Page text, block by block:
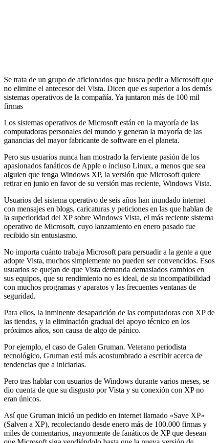
Se trata de un grupo de aficionados que busca pedir a Microsoft que
no elimine el antecesor del Vista. Dicen que es superior a los demás
sistemas operativos de la compañía. Ya juntaron más de 100 mil
firmas
Los sistemas operativos de Microsoft están en la mayoría de las
computadoras personales del mundo y generan la mayoría de las
ganancias del mayor fabricante de software en el planeta.
Pero sus usuarios nunca han mostrado la ferviente pasión de los
apasionados fanáticos de Apple o incluso Linux, a menos que sea
alguien que tenga Windows XP, la versión que Microsoft quiere
retirar en junio en favor de su versión mas reciente, Windows Vista.
Usuarios del sistema operativo de seis años han inundado internet
con mensajes en blogs, caricaturas y peticiones en las que hablan de
la superioridad del XP sobre Windows Vista, el más reciente sistema
operativo de Microsoft, cuyo lanzamiento en enero pasado fue
recibido sin entusiasmo.
No importa cuánto trabaja Microsoft para persuadir a la gente a que
adopte Vista, muchos simplemente no pueden ser convencidos. Esos
usuarios se quejan de que Vista demanda demasiados cambios en
sus equipos, que su rendimiento no es ideal, de su incompatibilidad
con muchos programas y aparatos y las frecuentes ventanas de
seguridad.
Para ellos, la inminente desaparición de las computadoras con XP de
las tiendas, y la eliminación gradual del apoyo técnico en los
próximos años, son causa de algo de pánico.
Por ejemplo, el caso de Galen Gruman. Veterano periodista
tecnológico, Gruman está más acostumbrado a escribir acerca de
tendencias que a iniciarlas.
Pero tras hablar con usuarios de Windows durante varios meses, se
dio cuenta de que su disgusto por Vista y su conexión con XP no
eran únicos.
Así que Gruman inició un pedido en internet llamado «Save XP»
(Salven a XP), recolectando desde enero más de 100.000 firmas y
miles de comentarios, mayormente de fanáticos de XP que desean